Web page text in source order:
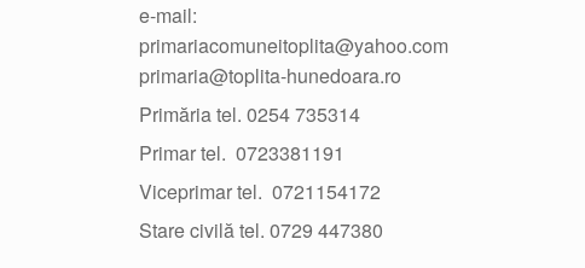
e-mail:
primariacomuneitoplita@yahoo.com
primaria@toplita-hunedoara.ro
Primăria tel. 0254 735314
Primar tel. 0723381191
Viceprimar tel. 0721154172
Stare civilă tel. 0729 447380